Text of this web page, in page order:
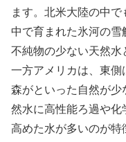
ます。北米大陸の中
中で育まれた氷河の
不純物の少ない天然水
一方アメリカは、東
森がといった自然が
然水に高性能ろ過や
高めた水が多いのが特